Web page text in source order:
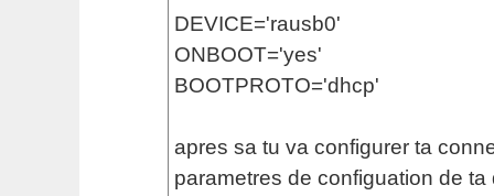
DEVICE='rausb0'
ONBOOT='yes'
BOOTPROTO='dhcp'
apres sa tu va configurer ta
parametres de configuation de ta